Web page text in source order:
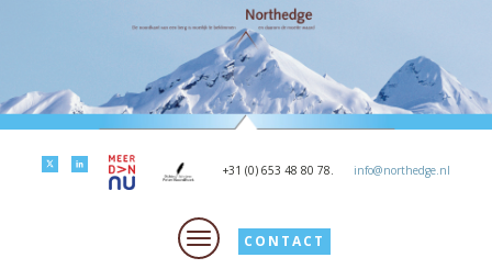
+31 (0) 653 48 80 78. info@northedge.nl
CONTACT